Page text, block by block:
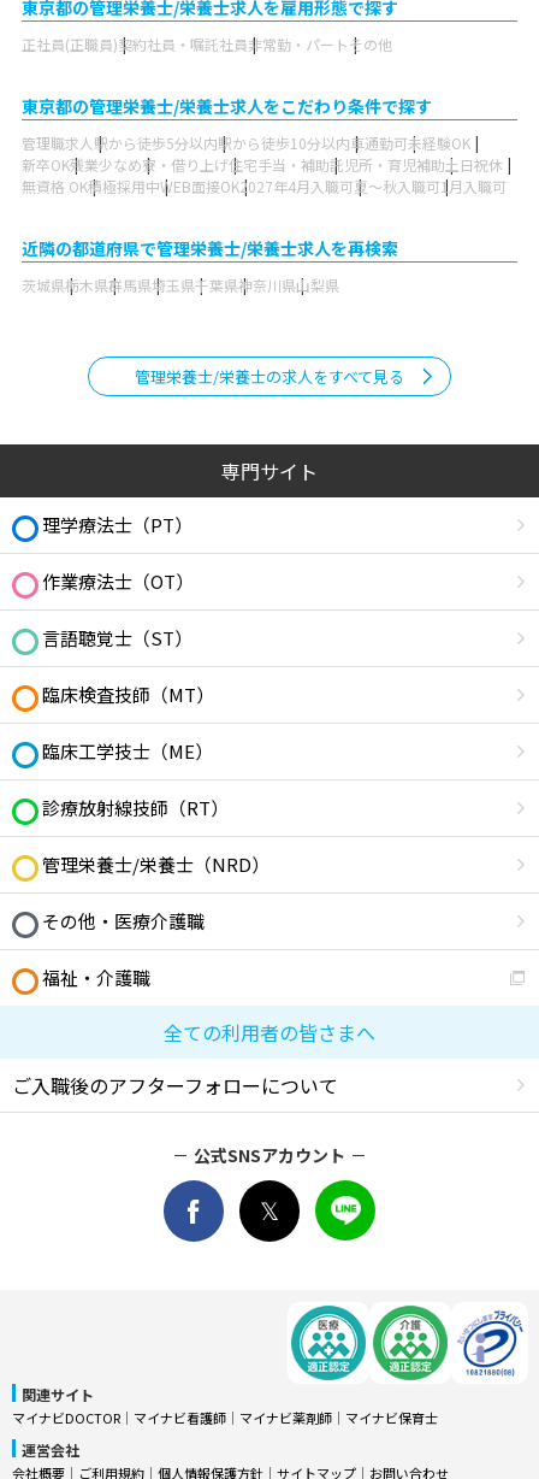
東京都の管理栄養士/栄養士求人を雇用形態で探す
正社員(正職員)契約社員・嘱託社員非常勤・パートその他
東京都の管理栄養士/栄養士求人をこだわり条件で探す
管理職求人 駅から徒歩5分以内駅から徒歩10分以内車通勤可未経験OK
新卒OK残業少なめ寮・借り上げ住宅手当・補助託児所・育児補助土日祝休
無資格 OK積極採用中WEB面接OK2027年4月入職可夏～秋入職可1月入職可
近隣の都道府県で管理栄養士/栄養士求人を再検索
茨城県栃木県群馬県埼玉県千葉県神奈川県山梨県
管理栄養士/栄養士の求人をすべて見る
専門サイト
理学療法士（PT）
作業療法士（OT）
言語聴覚士（ST）
臨床検査技師（MT）
臨床工学技士（ME）
診療放射線技師（RT）
管理栄養士/栄養士（NRD）
その他・医療介護職
福祉・介護職
全ての利用者の皆さまへ
ご入職後のアフターフォローについて
公式SNSアカウント
関連サイト
マイナビDOCTOR │ マイナビ看護師 │ マイナビ薬剤師 │ マイナビ保育士
運営会社
会社概要 │ ご利用規約 │ 個人情報保護方針 │ サイトマップ │ お問い合わせ